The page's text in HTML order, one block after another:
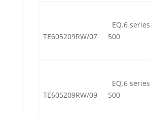
TE605209RW/07
EQ.6 series
500
TE605209RW/09
EQ.6 series
500